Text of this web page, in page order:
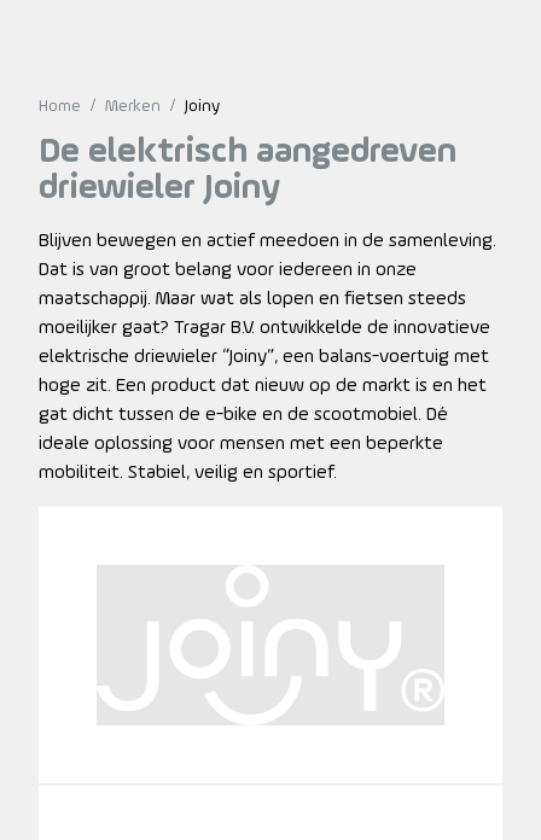
Home / Merken / Joiny
De elektrisch aangedreven
driewieler Joiny
Blijven bewegen en actief meedoen in de samenleving.
Dat is van groot belang voor iedereen in onze
maatschappij. Maar wat als lopen en fietsen steeds
moeilijker gaat? Tragar B.V. ontwikkelde de innovatieve
elektrische driewieler “Joiny”, een balans-voertuig met
hoge zit. Een product dat nieuw op de markt is en het
gat dicht tussen de e-bike en de scootmobiel. Dé
ideale oplossing voor mensen met een beperkte
mobiliteit. Stabiel, veilig en sportief.